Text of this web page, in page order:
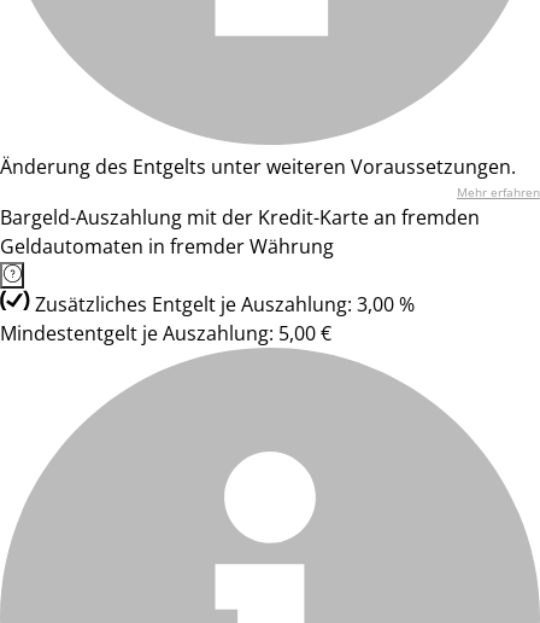
Änderung des Entgelts unter weiteren Voraussetzungen.
Mehr erfahren
Bargeld-Auszahlung mit der Kredit-Karte an fremden
Geldautomaten in fremder Währung
Zusätzliches Entgelt je Auszahlung: 3,00 %
Mindestentgelt je Auszahlung: 5,00 €